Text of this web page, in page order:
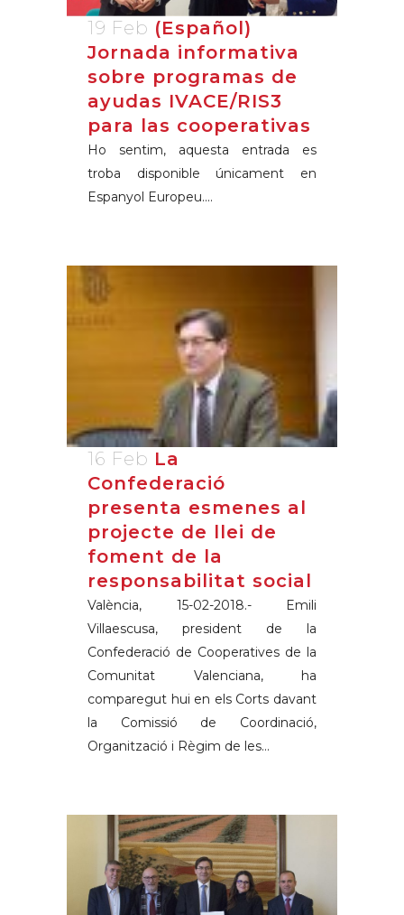
19 Feb (Español)
Jornada informativa
sobre programas de
ayudas IVACE/RIS3
para las cooperativas
Ho sentim, aquesta entrada es
troba disponible únicament en
Espanyol Europeu....
16 Feb La
Confederació
presenta esmenes al
projecte de llei de
foment de la
responsabilitat social
València, 15-02-2018.- Emili
Villaescusa, president de la
Confederació de Cooperatives de la
Comunitat Valenciana, ha
comparegut hui en els Corts davant
la Comissió de Coordinació,
Organització i Règim de les...